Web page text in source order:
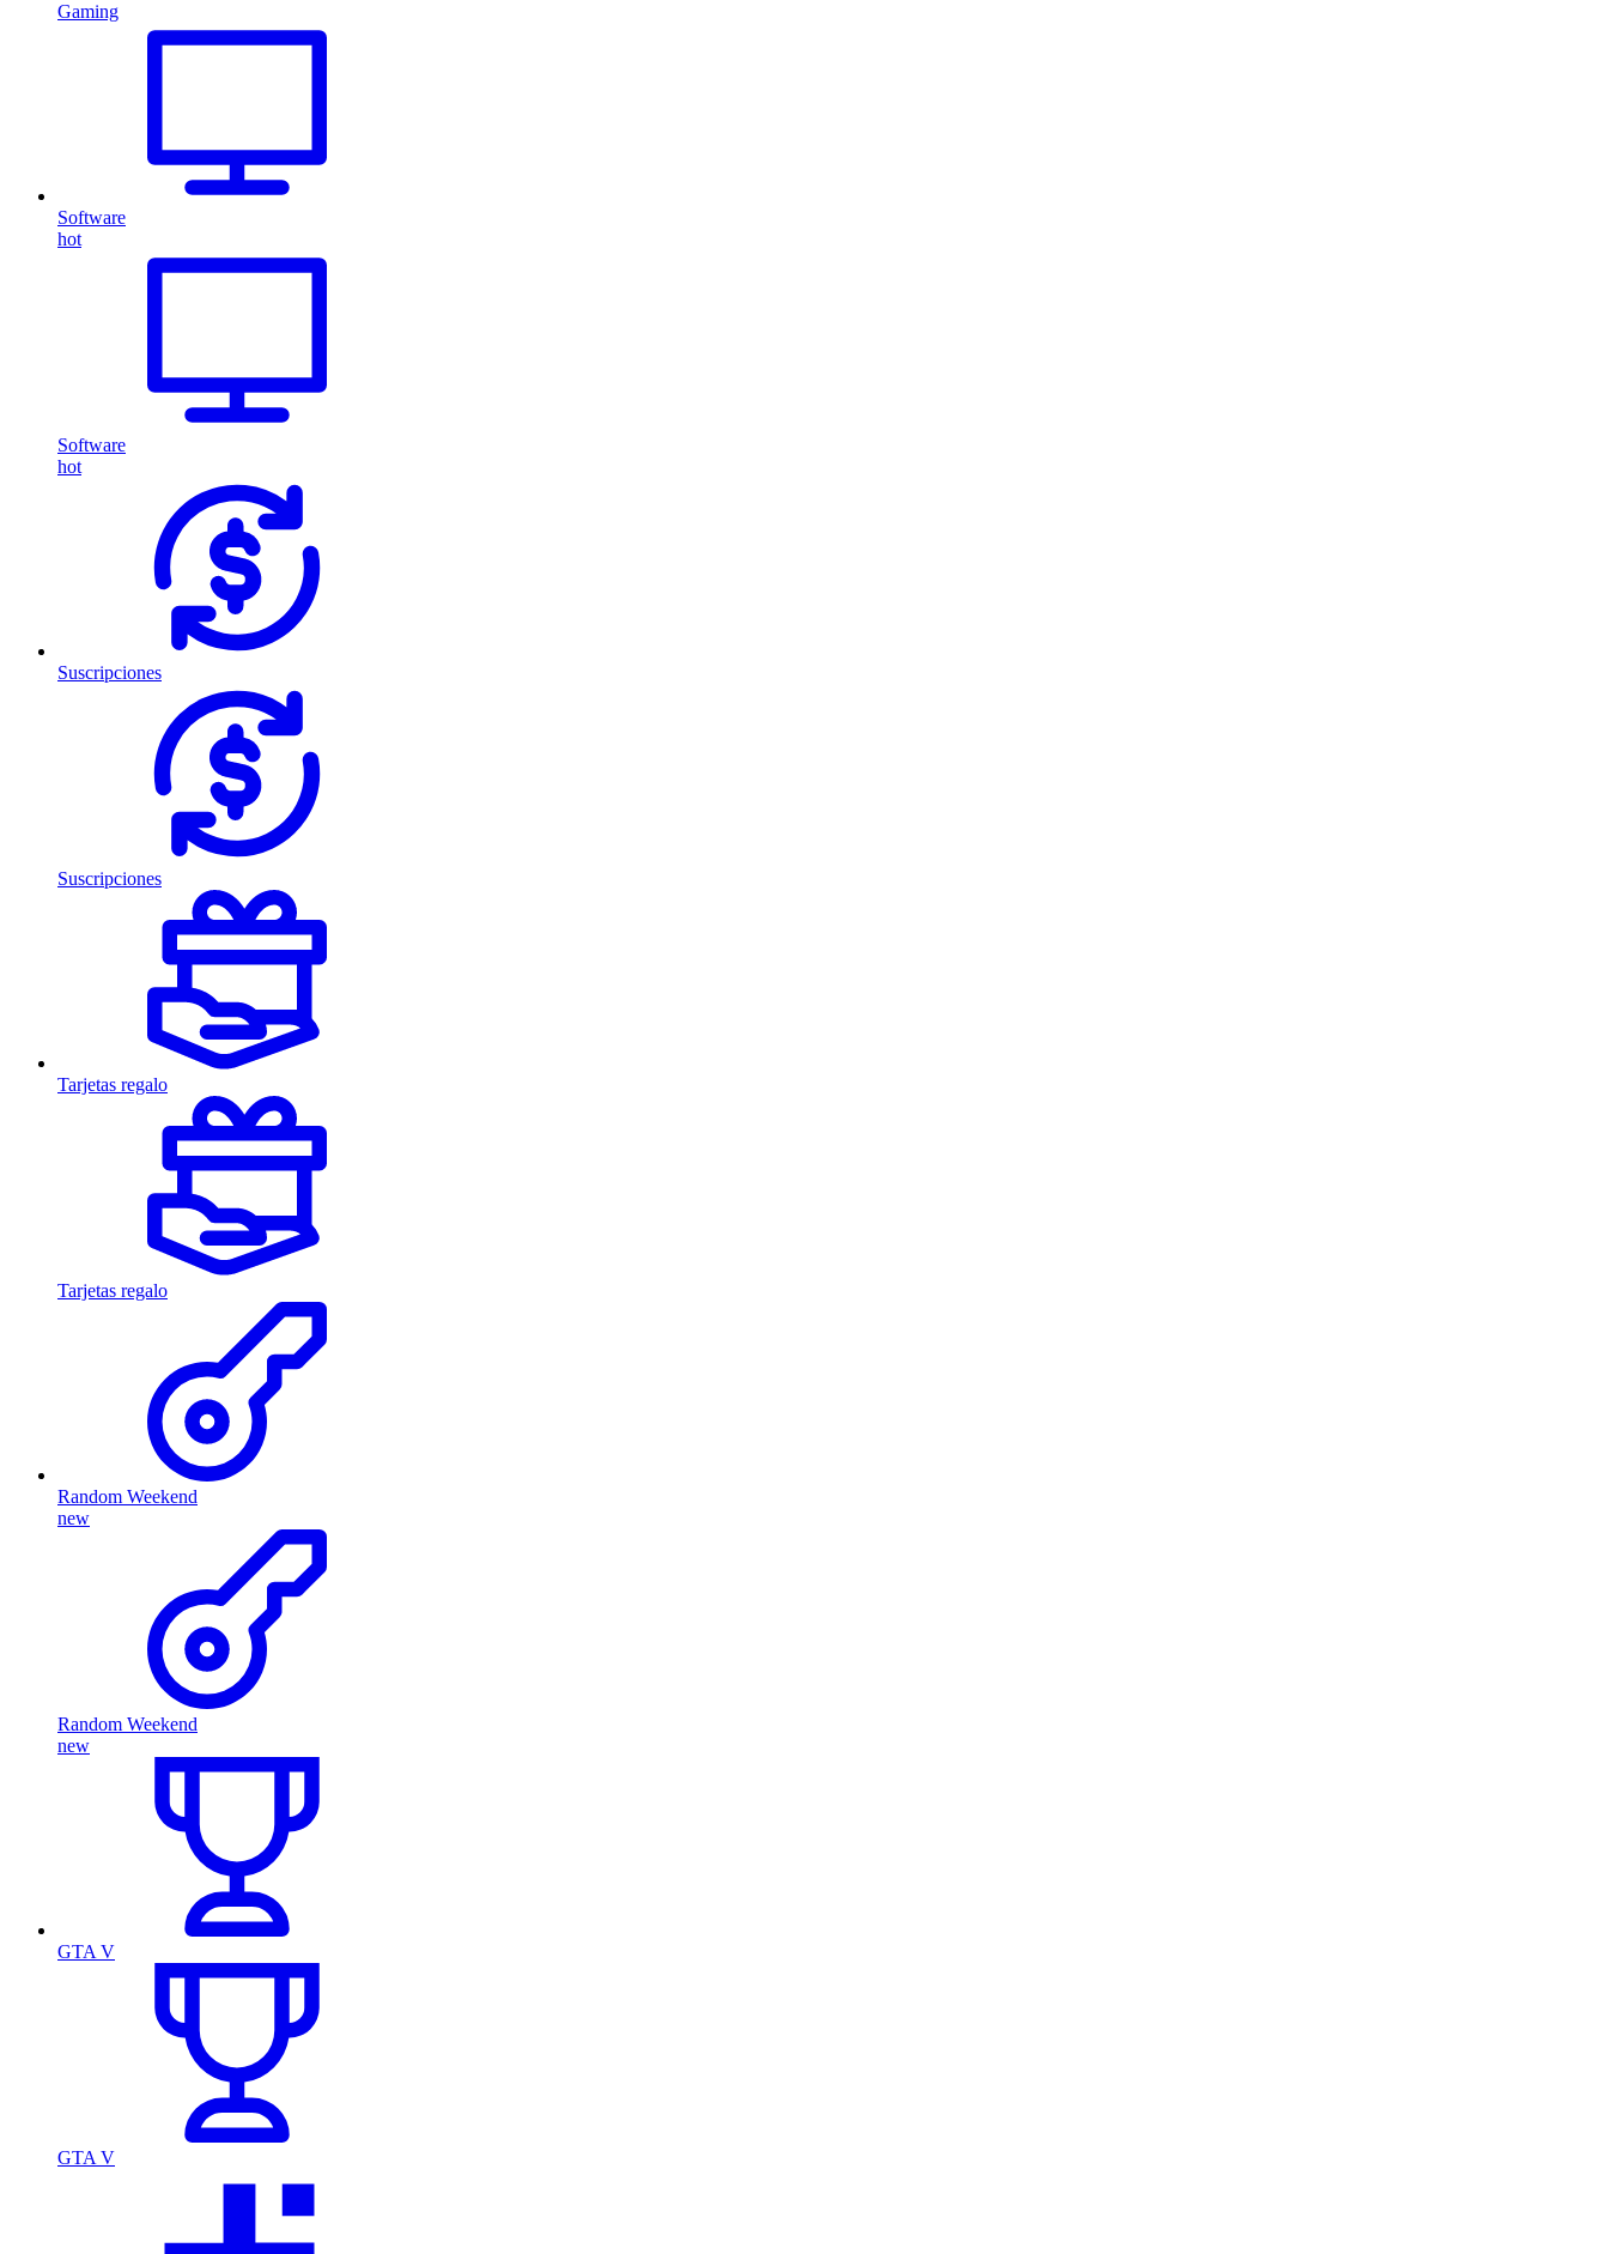
Gaming
Software
hot
Software
hot
Suscripciones
Suscripciones
Tarjetas regalo
Tarjetas regalo
Random Weekend
new
Random Weekend
new
GTA V
GTA V